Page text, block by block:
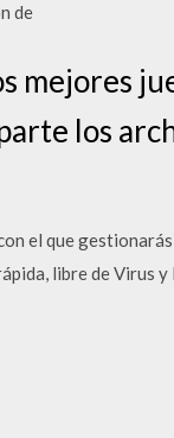
de
mejores
los
el que
libre de Virus